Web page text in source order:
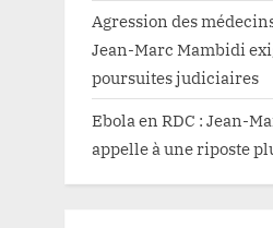
Agression des
Jean-Marc Mambidi
poursuites judiciaires
Ebola en RDC : Jean-
appelle à une riposte